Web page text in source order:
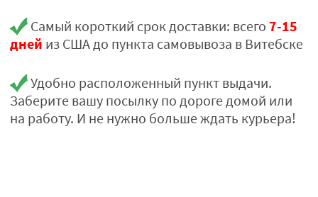
Самый короткий срок доставки: всего 7-15
дней из США до пункта самовывоза в Витебске
Удобно расположенный пункт выдачи.
Заберите вашу посылку по дороге домой или
на работу. И не нужно больше ждать курьера!